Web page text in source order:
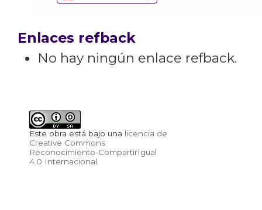
Enlaces refback
No hay ningún enlace refback.
Este obra está bajo una licencia de
Creative Commons
Reconocimiento-CompartirIgual
4.0 Internacional